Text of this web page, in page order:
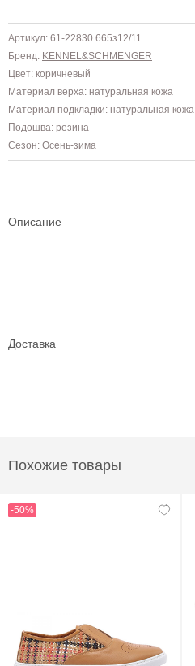
Артикул: 61-22830.665з12/11
Бренд: KENNEL&SCHMENGER
Цвет: коричневый
Материал верха: натуральная кожа
Материал подкладки: натуральная кожа
Подошва: резина
Сезон: Осень-зима
Описание
Доставка
Похожие товары
-50%